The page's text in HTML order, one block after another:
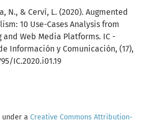
N., & Cerví, L. (2020). Augmented
10 Use-Cases Analysis from
Web Media Platforms. IC -
Información y Comunicación, (17),
IC.2020.i01.19
under a Creative Commons Attribution-